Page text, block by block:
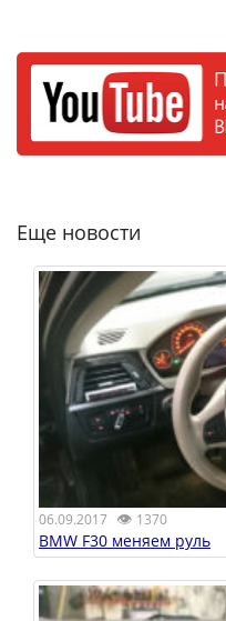
Еще новости
06.09.2017 👁 1370
BMW F30 меняем руль